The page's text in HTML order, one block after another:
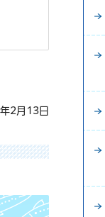
2月13日